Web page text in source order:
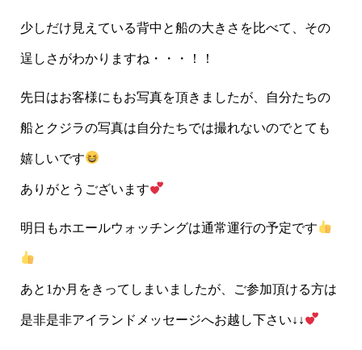
少しだけ見えている背中と船の大きさを比べて、その
逞しさがわかりますね・・・！！
先日はお客様にもお写真を頂きましたが、自分たちの
船とクジラの写真は自分たちでは撮れないのでとても
嬉しいです
ありがとうございます
明日もホエールウォッチングは通常運行の予定です
あと1か月をきってしまいましたが、ご参加頂ける方は
是非是非アイランドメッセージへお越し下さい↓↓